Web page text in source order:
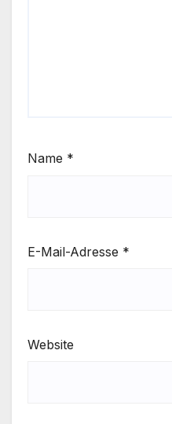
Name *
E-Mail-Adresse *
Website